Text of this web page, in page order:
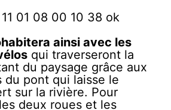
ainsi avec les
qui traverseront la
du paysage grâce aux
du pont qui laisse le
sur la rivière. Pour
deux roues et les